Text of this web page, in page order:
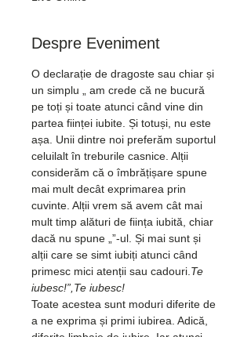
Despre Eveniment
O declarație de dragoste sau chiar și
un simplu „
am crede că ne bucură
pe toți și toate atunci când vine din
partea ființei iubite. Și totuși, nu este
așa. Unii dintre noi preferăm suportul
celuilalt în treburile casnice. Alții
considerăm că o îmbrățișare spune
mai mult decât exprimarea prin
cuvinte. Alții vrem să avem cât mai
mult timp alături de ființa iubită, chiar
dacă nu spune „ ”-ul. Și mai sunt și
alții care se simt iubiți atunci când
primesc mici atenții sau cadouri. Te
iubesc!”, Te iubesc!
Toate acestea sunt moduri diferite de
a ne exprima și primi iubirea. Adică,